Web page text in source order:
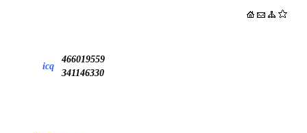
icq
466019559
341146330